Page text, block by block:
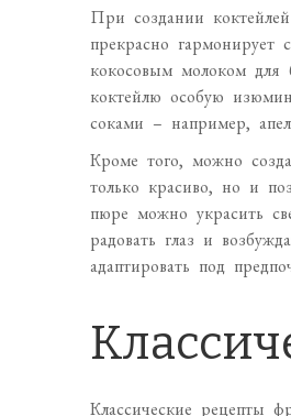
При создании
прекрасно
кокосовым молоком для
коктейлю особую
соками – например,
Кроме того, можно
только красиво, но и
пюре можно украсить
радовать глаз и
адаптировать под
Классические рецепты